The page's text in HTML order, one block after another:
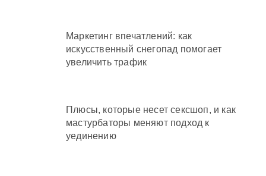
Маркетинг впечатлений: как
искусственный снегопад помогает
увеличить трафик
Плюсы, которые несет сексшоп, и как
мастурбаторы меняют подход к
уединению